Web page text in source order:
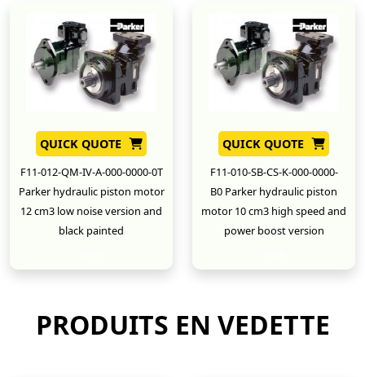
QUICK QUOTE
F11-012-QM-IV-A-000-0000-0T
Parker hydraulic piston motor
12 cm3 low noise version and
black painted
QUICK QUOTE
F11-010-SB-CS-K-000-0000-
B0 Parker hydraulic piston
motor 10 cm3 high speed and
power boost version
PRODUITS EN VEDETTE